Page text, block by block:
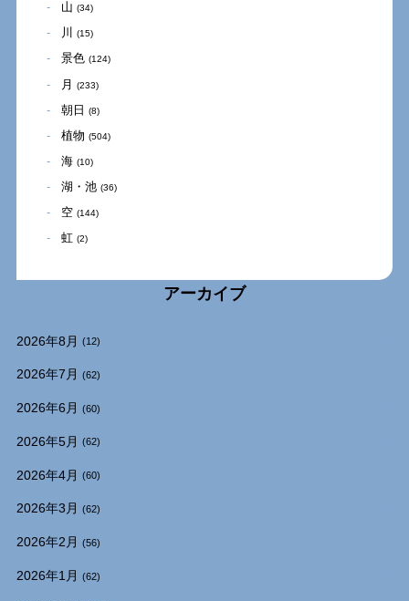
山 (34)
川 (15)
景色 (124)
月 (233)
朝日 (8)
植物 (504)
海 (10)
湖・池 (36)
空 (144)
虹 (2)
アーカイブ
2026年8月 (12)
2026年7月 (62)
2026年6月 (60)
2026年5月 (62)
2026年4月 (60)
2026年3月 (62)
2026年2月 (56)
2026年1月 (62)